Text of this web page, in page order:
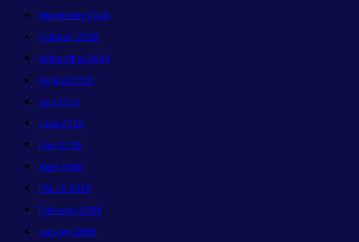
November 2018
October 2018
September 2018
August 2018
July 2018
June 2018
May 2018
April 2018
March 2018
February 2018
January 2018